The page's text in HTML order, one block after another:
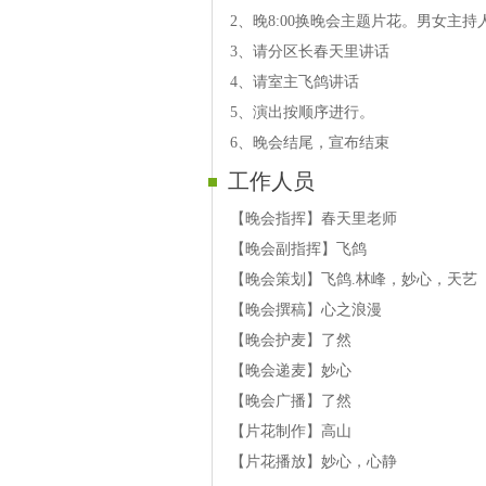
【16号演员】转身.歌曲《我们拥有一
【17号演员】画意.歌曲【月亮看我】
【18号演员】蓝色.歌曲【红叶红了的
【19号演员】娆娆.歌曲【感恩】
第三篇章【越来越好】
【20号演员】走私.歌曲【永远的赞歌】
【21号演员】小草.歌曲【启航】
【22号演员】勇士.歌曲【此时此刻】
【23号演员】天艺.歌曲【画卷】
【24号演员】特种兵.歌曲【我想你】
2、晚8:00换晚会主题片花。男女主持
3、请分区长春天里讲话
4、请室主飞鸽讲话
5、演出按顺序进行。
6、晚会结尾，宣布结束
工作人员
【晚会指挥】春天里老师
【晚会副指挥】飞鸽
【晚会策划】飞鸽.林峰，妙心，天艺
【晚会撰稿】心之浪漫
【晚会护麦】了然
【晚会递麦】妙心
【晚会广播】了然
【片花制作】高山
【片花播放】妙心，心静